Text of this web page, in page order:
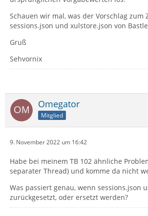
Schauen wir mal, was der Vorschlag zum
sessions.json und xulstore.json von
Gruß
Sehvornix
Omegator
Mitglied
9. November 2022 um 16:42
Habe bei meinem TB 102 ähnliche
separater Thread) und komme da nicht
Was passiert genau, wenn sessions.json
zurückgesetzt, oder ersetzt werden?